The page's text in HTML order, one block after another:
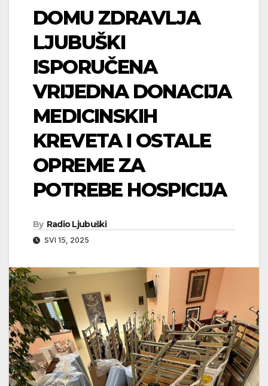
DOMU ZDRAVLJA
LJUBUŠKI
ISPORUČENA
VRIJEDNA DONACIJA
MEDICINSKIH
KREVETA I OSTALE
OPREME ZA
POTREBE HOSPICIJA
By Radio Ljubuški
SVI 15, 2025